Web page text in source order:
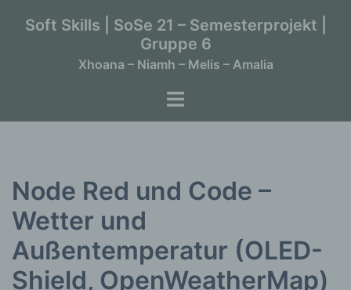
InhaltSoft Skills | SoSe 21 – Semesterprojekt |
Gruppe 6
Xhoana – Niamh – Melis – Amalia
Menü
Node Red und Code –
Wetter und
Außentemperatur (OLED-
Shield, OpenWeatherMap)